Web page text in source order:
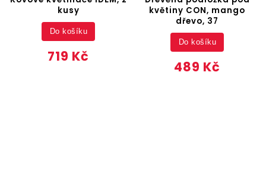
kusy
719 Kč
Do košíku
květiny CON, mango
dřevo, 37
489 Kč
Do košíku